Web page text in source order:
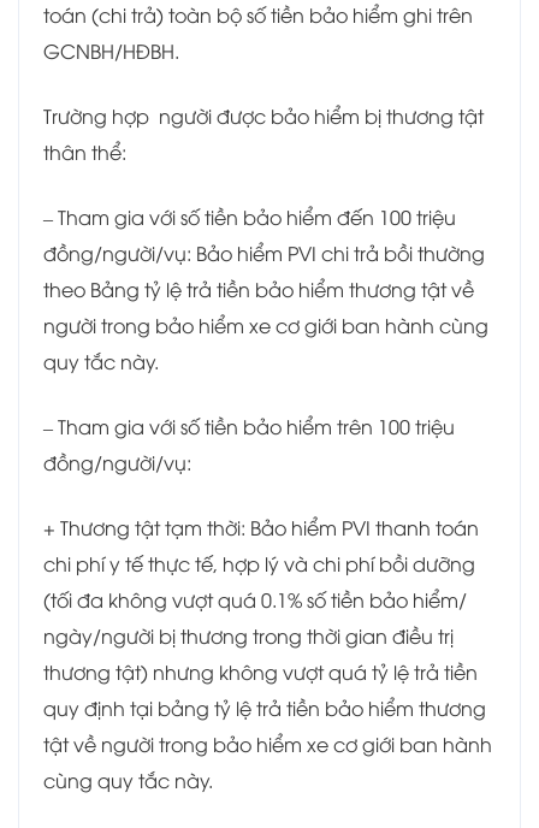
toán (chi trả) toàn bộ số tiền bảo hiểm ghi trên
GCNBH/HĐBH.
Trường hợp người được bảo hiểm bị thương tật
thân thể:
– Tham gia với số tiền bảo hiểm đến 100 triệu
đồng/người/vụ: Bảo hiểm PVI chi trả bồi thường
theo Bảng tỷ lệ trả tiền bảo hiểm thương tật về
người trong bảo hiểm xe cơ giới ban hành cùng
quy tắc này.
– Tham gia với số tiền bảo hiểm trên 100 triệu
đồng/người/vụ:
+ Thương tật tạm thời: Bảo hiểm PVI thanh toán
chi phí y tế thực tế, hợp lý và chi phí bồi dưỡng
(tối đa không vượt quá 0.1% số tiền bảo hiểm/
ngày/người bị thương trong thời gian điều trị
thương tật) nhưng không vượt quá tỷ lệ trả tiền
quy định tại bảng tỷ lệ trả tiền bảo hiểm thương
tật về người trong bảo hiểm xe cơ giới ban hành
cùng quy tắc này.